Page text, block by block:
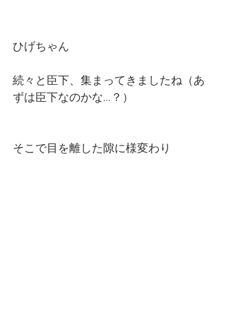
ひげちゃん
続々と臣下、集まってきましたね（あ
ずは臣下なのかな…？）
そこで目を離した隙に様変わり